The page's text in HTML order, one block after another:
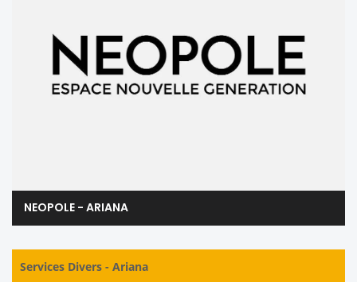
NEOPOLE - ARIANA
Services Divers - Ariana